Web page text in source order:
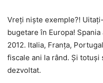
Vreți niște exemple?!
bugetare în Europa!
2012. Italia, Franța,
fiscale ani la rând. Și
dezvoltat.